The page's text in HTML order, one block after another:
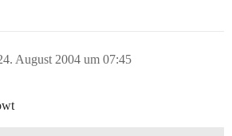
August 2004 um 07:45